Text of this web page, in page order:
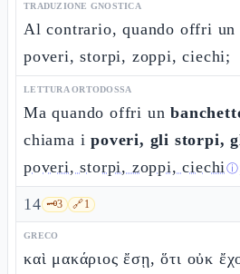
TRADUZIONE GNOSTICA
Al contrario, quando offri un
poveri, storpi, zoppi, ciechi;
LETTURA ORTODOSSA
Ma quando offri un
chiama ipoveri, gli storpi,
poveri, storpi, zoppi, ciechiⓘ
14 🗝️3 🔗1
GRECO
καὶ μακάριος ἔσῃ, ὅτι οὐκ